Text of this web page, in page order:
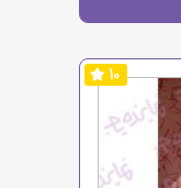
10